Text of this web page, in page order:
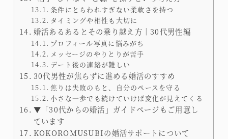
条件にとらわれすぎない柔軟さを持つ
タイミングや相性も大切に
婚活あるあるとその乗り越え方｜30代男性編
プロフィール写真に悩みがち
メッセージのやりとりが苦手
デート後の連絡が難しい
30代男性が焦らずに進める婚活のすすめ
焦りは失敗のもと、自分のペースを守る
小さな一歩でも続けていけば変化が見えてくる
▼「30代からの婚活」ガイドページもご用意し
ています
KOKOROMUSUBIの婚活サポートについて